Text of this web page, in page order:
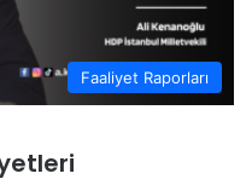
Faaliyet Raporları